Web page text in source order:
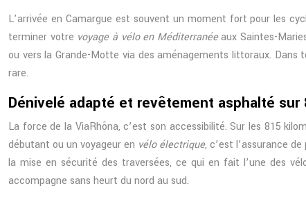
L’arrivée en Camargue est souvent un moment fort pour les
terminer votre voyage à vélo en Méditerranéeaux Saintes-
ou vers la Grande-Motte via des aménagements littoraux.
rare.
Dénivelé adapté et revêtement asphalté sur
La force de la ViaRhôna, c’est son accessibilité. Sur les 815
débutant ou un voyageur en vélo électrique, c’est l’assurance
la mise en sécurité des traversées, ce qui en fait l’une des
accompagne sans heurt du nord au sud.